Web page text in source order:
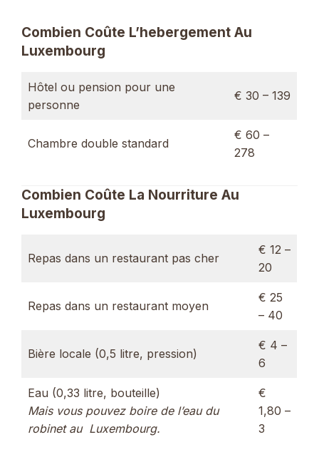
Combien Coûte L’hebergement Au
Luxembourg
Hôtel ou pension pour une
personne
€ 30 – 139
Chambre double standard
€ 60 –
278
Combien Coûte La Nourriture Au
Luxembourg
Repas dans un restaurant pas cher
€ 12 –
20
Repas dans un restaurant moyen
€ 25
– 40
Bière locale (0,5 litre, pression)
€ 4 –
6
Eau (0,33 litre, bouteille)
Mais vous pouvez boire de l’eau du
robinet au Luxembourg.
€
1,80 –
3